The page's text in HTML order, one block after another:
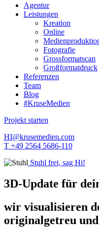
Agentur
Leistungen
Kreation
Online
Fotografie
Grossformatscan
Großformatdruck
Referenzen
Team
Blog
#KruseMedien
Projekt starten
HI@krusemedien.com
T +49 2564 5686-110
Stuhl frei, sag Hi!
3D-Update für
wir visualisieren
originalgetreu